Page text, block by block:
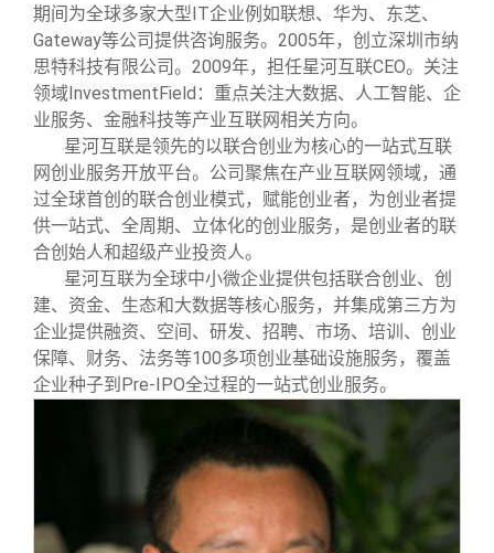
期间为全球多家大型IT企业例如联想、华为、东芝、
Gateway等公司提供咨询服务。2005年，创立深圳市纳
思特科技有限公司。2009年，担任星河互联CEO。关注
领域InvestmentField：重点关注大数据、人工智能、企
业服务、金融科技等产业互联网相关方向。
星河互联是领先的以联合创业为核心的一站式互联
网创业服务开放平台。公司聚焦在产业互联网领域，通
过全球首创的联合创业模式，赋能创业者，为创业者提
供一站式、全周期、立体化的创业服务，是创业者的联
合创始人和超级产业投资人。
星河互联为全球中小微企业提供包括联合创业、创
建、资金、生态和大数据等核心服务，并集成第三方为
企业提供融资、空间、研发、招聘、市场、培训、创业
保障、财务、法务等100多项创业基础设施服务，覆盖
企业种子到Pre-IPO全过程的一站式创业服务。